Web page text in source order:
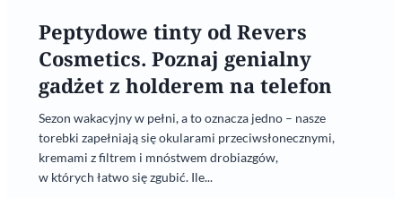
Peptydowe tinty od Revers
Cosmetics. Poznaj genialny
gadżet z holderem na telefon
Sezon wakacyjny w pełni, a to oznacza jedno – nasze
torebki zapełniają się okularami przeciwsłonecznymi,
kremami z filtrem i mnóstwem drobiazgów,
w których łatwo się zgubić. Ile...